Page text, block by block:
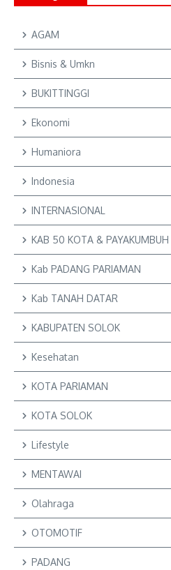
AGAM
Bisnis & Umkn
BUKITTINGGI
Ekonomi
Humaniora
Indonesia
INTERNASIONAL
KAB 50 KOTA & PAYAKUMBUH
Kab PADANG PARIAMAN
Kab TANAH DATAR
KABUPATEN SOLOK
Kesehatan
KOTA PARIAMAN
KOTA SOLOK
Lifestyle
MENTAWAI
Olahraga
OTOMOTIF
PADANG